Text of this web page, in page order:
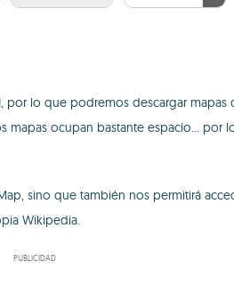
lo que podremos descargar
ocupan bastante espacio...
sino que también nos permitirá
Wikipedia.
PUBLICIDAD